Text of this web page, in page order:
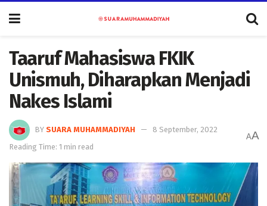
Taaruf Mahasiswa FKIK
Unismuh, Diharapkan Menjadi
Nakes Islami
BY SUARA MUHAMMADIYAH
8 September, 2022
Reading Time: 1 min read
AA